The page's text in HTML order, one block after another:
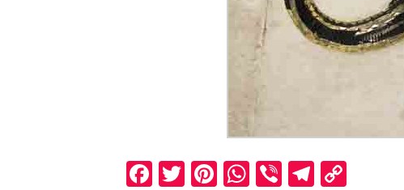
Facebook
Twitter
Pinterest
WhatsApp
ViberTelegram